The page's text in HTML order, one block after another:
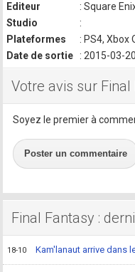
Editeur
: Square
Studio
:
Plateformes
: PS4, Xbox
Date de sortie
: 2015-03-20
Votre avis sur
Soyez le premier à
Poster un commentaire
Final Fantasy :
18-10 Kam'lanaut arrive dans